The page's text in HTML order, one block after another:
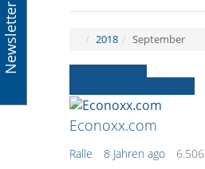
2018 September
Econoxx.com
Ralle 8 Jahren ago 6.506
Newsletter